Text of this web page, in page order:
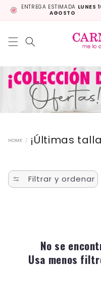
directamente
al contenido
ENTREGA ESTIMADA LUNES
AGOSTO
HOME / ¡Últimas
Filtrar y ordenar
No se
Usa menos